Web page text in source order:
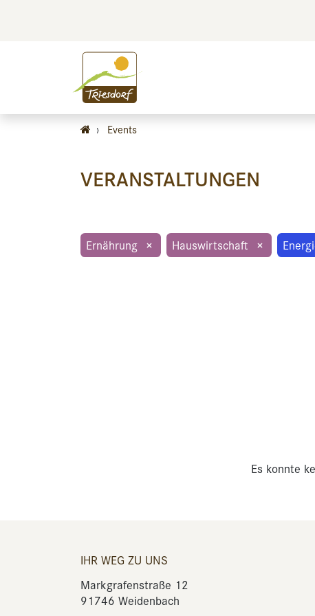
› Events
VERANSTALTUNGEN
Ernährung × Hauswirtschaft ×
Es konnte
IHR WEG ZU UNS
Markgrafenstraße 12
91746 Weidenbach